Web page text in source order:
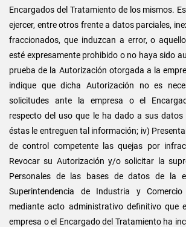
Encargados del Tratamiento de los mismos.
ejercer, entre otros frente a datos parciales,
fraccionados, que induzcan a error, o
esté expresamente prohibido o no haya sido
prueba de la Autorización otorgada a la
indique que dicha Autorización no es
solicitudes ante la empresa o el
respecto del uso que le ha dado a sus datos
éstas le entreguen tal información; iv)
de control competente las quejas por
Revocar su Autorización y/o solicitar la
Personales de las bases de datos de la
Superintendencia de Industria y
mediante acto administrativo definitivo que
empresa o el Encargado del Tratamiento ha